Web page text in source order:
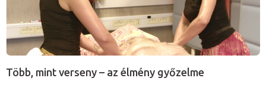
Több, mint verseny – az élmény győzelme